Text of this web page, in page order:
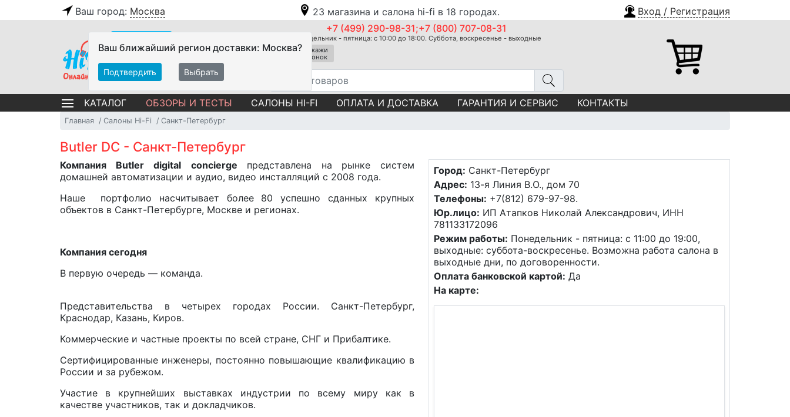
Ваш город: Москва 23 магазина и салона hi-fi в 18 городах. Вход / Регистрация
Ваш ближайший регион доставки: Москва?
Подтвердить Выбрать
+7 (499) 290-98-31;+7 (800) 707-08-31
Понедельник - пятница: с 10:00 до 18:00. Суббота, воскресенье - выходные
Закажи
звонок
КАТАЛОГ ОБЗОРЫ И ТЕСТЫ САЛОНЫ HI-FI ОПЛАТА И ДОСТАВКА ГАРАНТИЯ И СЕРВИС КОНТАКТЫ
Главная Салоны Hi-Fi Санкт-Петербург
Butler DC - Санкт-Петербург
Город: Санкт-Петербург
Адрес: 13-я Линия В.О., дом 70
Телефоны: +7(812) 679-97-98.
Юр.лицо: ИП Атапков Николай Александрович, ИНН
781133172096
Режим работы: Понедельник - пятница: с 11:00 до 19:00,
выходные: суббота-воскресенье. Возможна работа салона в
выходные дни, по договоренности.
Оплата банковской картой: Да
На карте:
Компания Butler digital concierge представлена на рынке систем
домашней автоматизации и аудио, видео инсталляций с 2008 года.
Наше портфолио насчитывает более 80 успешно сданных крупных
объектов в Санкт-Петербурге, Москве и регионах.
Компания сегодня
В первую очередь — команда.
Представительства в четырех городах России. Санкт-Петербург,
Краснодар, Казань, Киров.
Коммерческие и частные проекты по всей стране, СНГ и Прибалтике.
Сертифицированные инженеры, постоянно повышающие квалификацию в
России и за рубежом.
Участие в крупнейших выставках индустрии по всему миру как в
качестве участников, так и докладчиков.